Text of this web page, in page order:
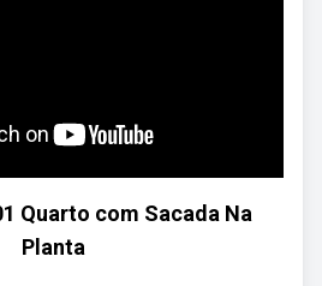
Quarto com Sacada Na
Planta